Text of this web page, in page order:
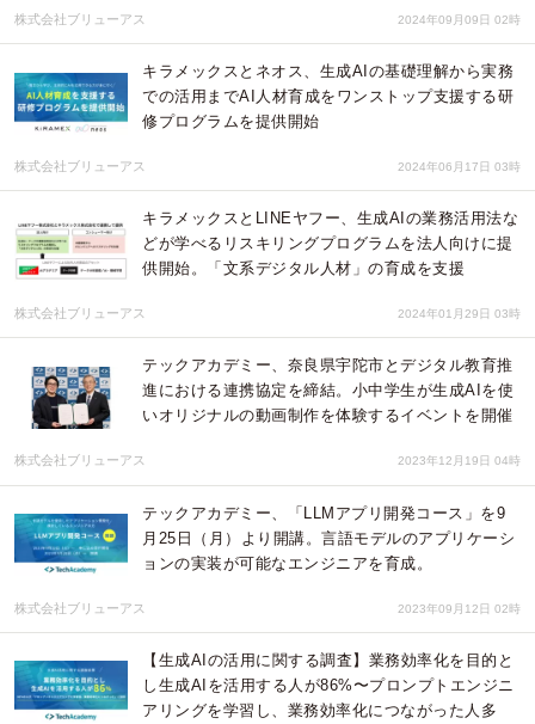
株式会社ブリューアス 2024年09月09日 02時
キラメックスとネオス、生成AIの基礎理解から実務
での活用までAI人材育成をワンストップ支援する研
修プログラムを提供開始
株式会社ブリューアス 2024年06月17日 03時
キラメックスとLINEヤフー、生成AIの業務活用法な
どが学べるリスキリングプログラムを法人向けに提
供開始。「文系デジタル人材」の育成を支援
株式会社ブリューアス 2024年01月29日 03時
テックアカデミー、奈良県宇陀市とデジタル教育推
進における連携協定を締結。小中学生が生成AIを使
いオリジナルの動画制作を体験するイベントを開催
株式会社ブリューアス 2023年12月19日 04時
テックアカデミー、「LLMアプリ開発コース」を9
月25日（月）より開講。言語モデルのアプリケーシ
ョンの実装が可能なエンジニアを育成。
株式会社ブリューアス 2023年09月12日 02時
【生成AIの活用に関する調査】業務効率化を目的と
し生成AIを活用する人が86%〜プロンプトエンジニ
アリングを学習し、業務効率化につながった人多